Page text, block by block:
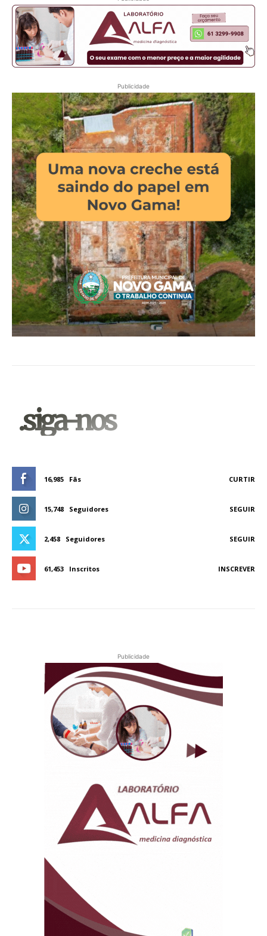
Publicidade
.siga-nos
16,985 Fãs CURTIR
15,748 Seguidores SEGUIR
2,458 Seguidores SEGUIR
61,453 Inscritos INSCREVER
Publicidade